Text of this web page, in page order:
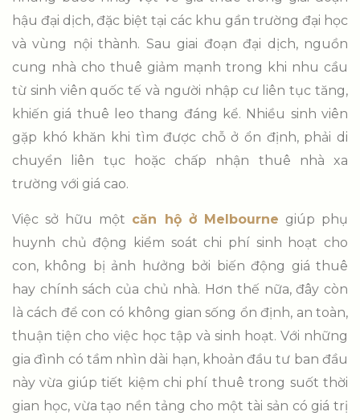
hậu đại dịch, đặc biệt tại các khu gần trường đại học
và vùng nội thành. Sau giai đoạn đại dịch, nguồn
cung nhà cho thuê giảm mạnh trong khi nhu cầu
từ sinh viên quốc tế và người nhập cư liên tục tăng,
khiến giá thuê leo thang đáng kể. Nhiều sinh viên
gặp khó khăn khi tìm được chỗ ở ổn định, phải di
chuyển liên tục hoặc chấp nhận thuê nhà xa
trường với giá cao.
Việc sở hữu một căn hộ ở Melbourne giúp phụ
huynh chủ động kiểm soát chi phí sinh hoạt cho
con, không bị ảnh hưởng bởi biến động giá thuê
hay chính sách của chủ nhà. Hơn thế nữa, đây còn
là cách để con có không gian sống ổn định, an toàn,
thuận tiện cho việc học tập và sinh hoạt. Với những
gia đình có tầm nhìn dài hạn, khoản đầu tư ban đầu
này vừa giúp tiết kiệm chi phí thuê trong suốt thời
gian học, vừa tạo nền tảng cho một tài sản có giá trị